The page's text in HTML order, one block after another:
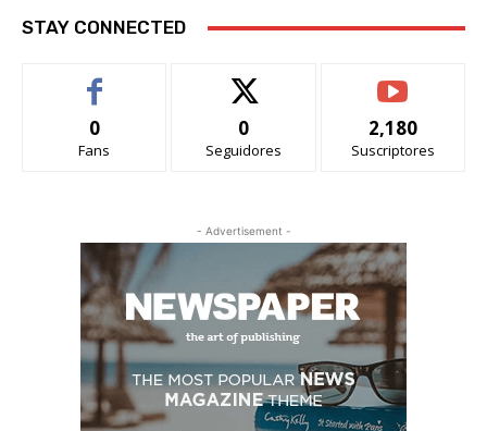
STAY CONNECTED
0
Fans
0
Seguidores
2,180
Suscriptores
- Advertisement -